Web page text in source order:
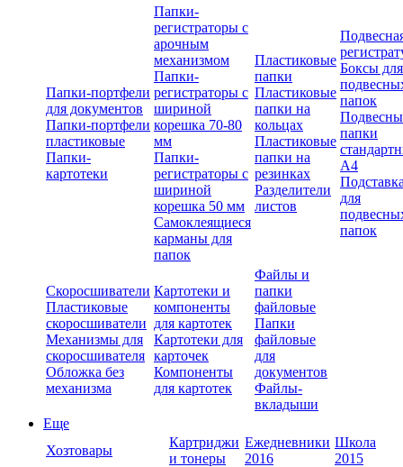
Папки-портфели
для документов
Папки-портфели
пластиковые
Папки-
картотеки
Папки-
регистраторы с
арочным
механизмом
Папки-
регистраторы с
шириной
корешка 70-80
мм
Папки-
регистраторы с
шириной
корешка 50 мм
Самоклеящиеся
карманы для
папок
Пластиковые
папки
Пластиковые
папки на
кольцах
Пластиковые
папки на
резинках
Разделители
листов
Боксы для
папок
папки
А4
для
папок
Скоросшиватели
Пластиковые
скоросшиватели
Механизмы для
скоросшивателя
Обложка без
механизма
Картотеки и
компоненты
для картотек
Картотеки для
карточек
Компоненты
для картотек
Файлы и
папки
файловые
Папки
файловые
для
документов
Файлы-
вкладыши
Еще
Хозтовары
Картриджи
и тонеры
Ежедневники
2016
Школа
2015